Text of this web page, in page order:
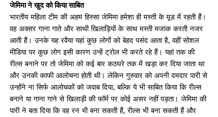
जेमिमा ने खुद को किया साबित
भारतीय महिला टीम की अहम हिस्सा जेमिमा हमेशा ही मस्ती के मूड में रहती हैं।
वह अक्सर गाना गाते और साथी खिलाड़ियों के साथ मस्ती मजाक करती नजर
आती हैं। उनके यह रवैया यहां कुछ लोगों को बेहद पसंद आता है, वहीं सोशल
मीडिया पर कुछ लोग इसी कारण उन्हें ट्रोल भी करते रहे हैं। यहां तक की
रील्स बनाने पर तो जेमिमा को कई बार कठघरे तक में खड़ा कर दिया जाता था
और उनकी काफी आलोचना होती थी। लेकिन गुरुवार को अपनी दमदार पारी से
उन्होंने ना सिर्फ आलोचकों को जवाब दिया, बल्कि ये भी साबित किया कि रील्स
बनाने या गाना गाने से खिलाड़ी की फॉर्म पर कोई असर नहीं पड़ता। जेमिमा की
पारी ने बता दिया कि वह रन भी बना सकती हैं, रील्स भी बना सकती हैं और